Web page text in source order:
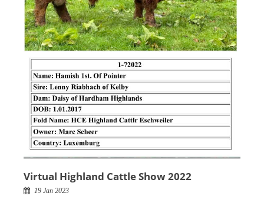
Virtual Highland Cattle Show 2022
19 Jan 2023